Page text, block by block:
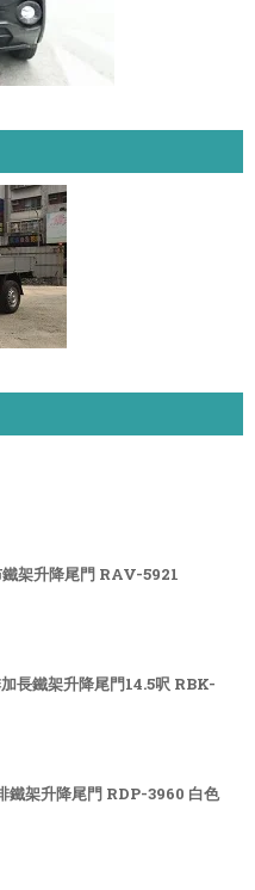
架升降尾門 RAV-5921
長鐵架升降尾門14.5呎 RBK-
架升降尾門 RDP-3960 白色